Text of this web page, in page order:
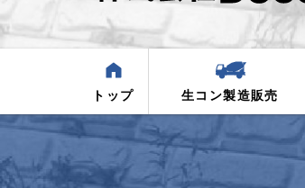
トップ 生コン製造販売